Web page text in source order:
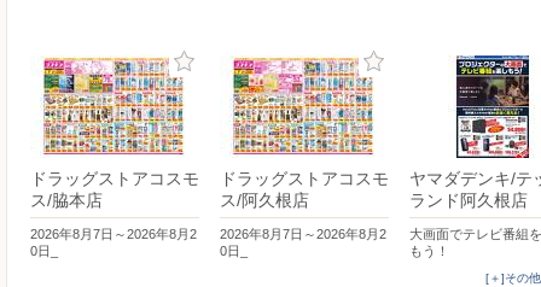
ドラッグストアコスモ
ス/脇本店
2026年8月7日～2026年8月2
0日_
ドラッグストアコスモ
ス/阿久根店
2026年8月7日～2026年8月2
0日_
ヤマダデンキ/テ
ランド阿久根店
大画面でテレビ番組
もう！
[＋]その